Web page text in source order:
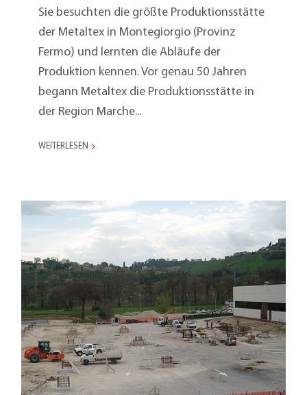
Sie besuchten die größte Produktionsstätte
der Metaltex in Montegiorgio (Provinz
Fermo) und lernten die Abläufe der
Produktion kennen. Vor genau 50 Jahren
begann Metaltex die Produktionsstätte in
der Region Marche...
WEITERLESEN
Metaltex erhöht die
Produktionsleistung in
Montegiorgio